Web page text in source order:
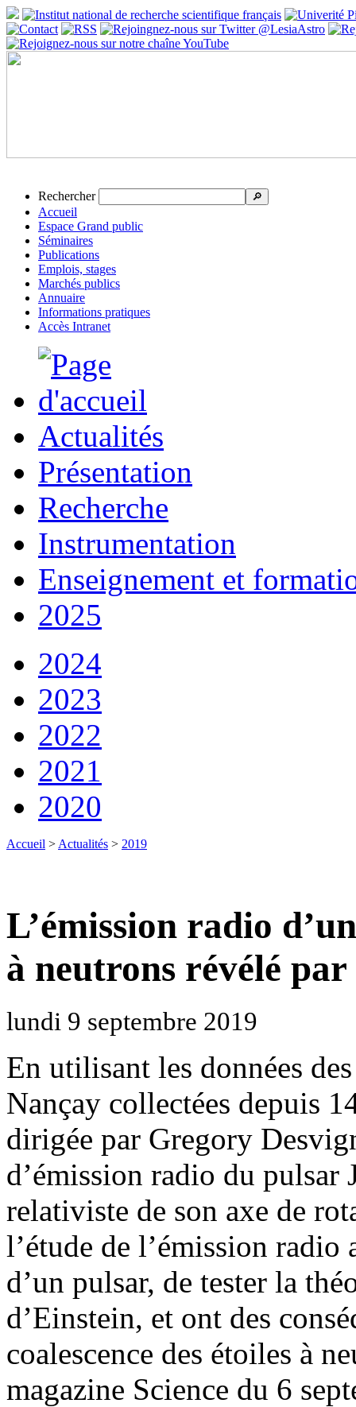
Rechercher 🔎
Accueil
Espace Grand public
Séminaires
Publications
Emplois, stages
Marchés publics
Annuaire
Informations pratiques
Accès Intranet
Actualités
Présentation
Recherche
Instrumentation
Enseignement et
2025
2024
2023
2022
2021
2020
Accueil > Actualités > 2019
L’émission radio
à neutrons révélé
lundi 9 septembre 2019
En utilisant les données
Nançay collectées depuis
dirigée par Gregory
d’émission radio du pulsar
relativiste de son axe de
l’étude de l’émission radio
d’un pulsar, de tester la
d’Einstein, et ont des
coalescence des étoiles à
magazine Science du 6